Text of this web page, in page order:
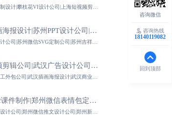
上海海报定制设计|攀枝花VI设计公司|上海短视频剪辑处理|攀枝花DM单设计-蓝橙视觉,提供定制化包装设计，融合产品特性与品牌形象，提升产品附加值。
苏州插画海报设计|苏州PPT设计公司|苏州平面设计公司|苏州微信SVG定制公司-蓝橙视觉
苏州平面设计公司|苏州微信SVG定制公司|苏州吉祥物设计公司|苏州K12课件制作-蓝橙视觉,强调设计的文化敏感性，尊重并融入不同文化背景，为国际品牌本地化提供定制化设计服务。
武汉视频剪辑公司|武汉广告设计公司|武汉电商美工外包公司|武汉插画海报设计-蓝橙视觉
郑州K12课件制作|郑州微信表情包定制公司|郑州吉祥物设计公司|郑州微信推文设计公司-蓝橙视觉
郑州吉祥物设计公司|郑州微信推文设计公司|郑州新品包装设计|郑州平面设计公司-蓝橙视觉,强调设计的艺术性与实用性结合，既追求视觉美感，也注重功能性与用户体验，打造全方位优秀设计作品。
咨询热线
18140119082
回到顶部